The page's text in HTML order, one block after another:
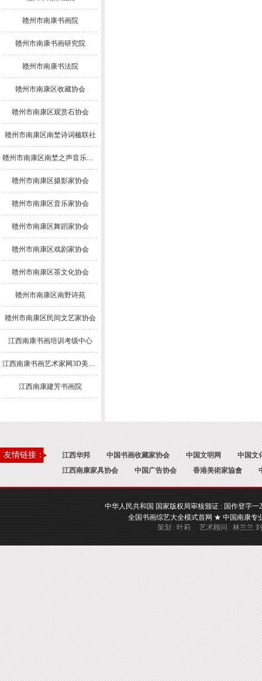
赣州市南康书画院
赣州市南康书画研究院
赣州市南康书法院
赣州市南康区收藏协会
赣州市南康区观赏石协会
赣州市南康区南埜诗词楹联社
赣州市南康区南埜之声音乐舞蹈协会
赣州市南康区摄影家协会
赣州市南康区音乐家协会
赣州市南康区舞蹈家协会
赣州市南康区戏剧家协会
赣州市南康区茶文化协会
赣州市南康区南野诗苑
赣州市南康区民间文艺家协会
江西南康书画培训考级中心
江西南康书画艺术家网3D美术馆
江西南康建芳书画院
友情链接： 江西华邦 中国书画收藏家协会 中国文明网
中国文
江西南康家具协会
中国广告协会 香港美術家協會
中华人民共和国 国家版权局审核颁证 : 国作登字
全国书画综艺大全模式首网 ★ 中国南康
策划 : 叶莉 艺术顾问 : 林兰兰